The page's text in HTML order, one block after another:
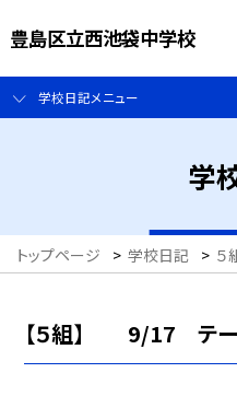
豊島区立西池袋中学校
学校日記メニュー
学
トップページ > 学校日記 > ５
【５組】 9/17 テー